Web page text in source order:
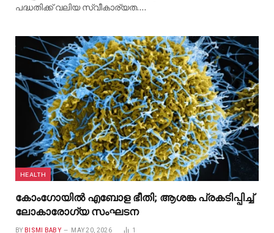
പദ്ധതിക്ക് വലിയ സ്വീകാര്യത.…
HEALTH
കോംഗോയിൽ എബോള ഭീതി; ആശങ്ക പ്രകടിപ്പിച്ച്
ലോകാരോഗ്യ സംഘടന
BY BISMI BABY MAY 20, 2026 1